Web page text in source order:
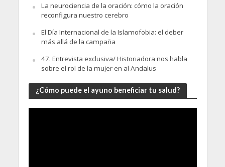
La neurociencia de la oración: cómo la oración
reconfigura nuestro cerebro
El Día Internacional de la Islamofobia: el deber
más allá de la campaña
47. Entrevista exclusiva/ Historiadora nos habla
sobre el rol de la mujer en al Andalus
¿Cómo puede el ayuno beneficiar tu salud?